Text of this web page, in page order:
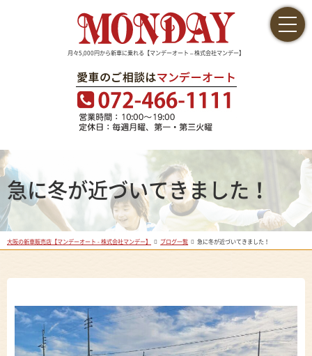
月々5,000円から新車に乗れる【マンデーオート – 株式会社マンデー】
急に冬が近づいてきました！
大阪の新車販売店【マンデーオート - 株式会社マンデー】 ブログ一覧 急に冬が近づいてきました！